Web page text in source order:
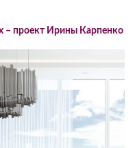
– проект Ирины Карпенко